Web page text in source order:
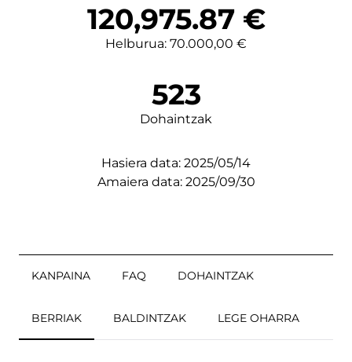
120,975.87€
Helburua: 70.000,00 €
523
Dohaintzak
Hasiera data: 2025/05/14
Amaiera data: 2025/09/30
KANPAINA FAQ DOHAINTZAK
BERRIAK BALDINTZAK LEGE OHARRA